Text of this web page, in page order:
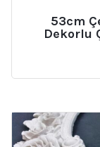
53cm
Dekorlu